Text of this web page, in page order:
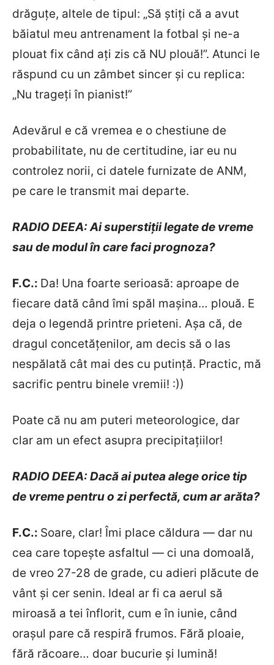
drăguțe, altele de tipul: „Să știți că a avut
băiatul meu antrenament la fotbal și ne-a
plouat fix când ați zis că NU plouă!”. Atunci le
răspund cu un zâmbet sincer și cu replica:
„Nu trageți în pianist!”
Adevărul e că vremea e o chestiune de
probabilitate, nu de certitudine, iar eu nu
controlez norii, ci datele furnizate de ANM,
pe care le transmit mai departe.
RADIO DEEA: Ai superstiții legate de vreme
sau de modul în care faci prognoza?
F.C.: Da! Una foarte serioasă: aproape de
fiecare dată când îmi spăl mașina… plouă. E
deja o legendă printre prieteni. Așa că, de
dragul concetățenilor, am decis să o las
nespălată cât mai des cu putință. Practic, mă
sacrific pentru binele vremii! :))
Poate că nu am puteri meteorologice, dar
clar am un efect asupra precipitațiilor!
RADIO DEEA: Dacă ai putea alege orice tip
de vreme pentru o zi perfectă, cum ar arăta?
F.C.: Soare, clar! Îmi place căldura — dar nu
cea care topește asfaltul — ci una domoală,
de vreo 27-28 de grade, cu adieri plăcute de
vânt și cer senin. Ideal ar fi ca aerul să
miroasă a tei înflorit, cum e în iunie, când
orașul pare că respiră frumos. Fără ploaie,
fără răcoare… doar bucurie și lumină!